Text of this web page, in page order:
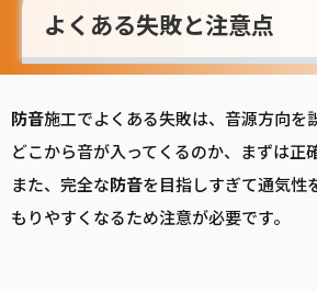
よくある失敗と注意点
防音施工でよくある失敗は、音源方向を
どこから音が入ってくるのか、まずは正
また、完全な防音を目指しすぎて通気性
もりやすくなるため注意が必要です。